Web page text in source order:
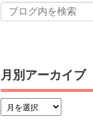
月別アーカイブ